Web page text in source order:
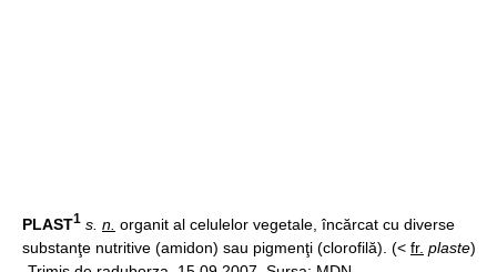
PLAST1 s. n. organit al celulelor vegetale, încărcat cu diverse
substanţe nutritive (amidon) sau pigmenţi (clorofilă). (< fr. plaste)